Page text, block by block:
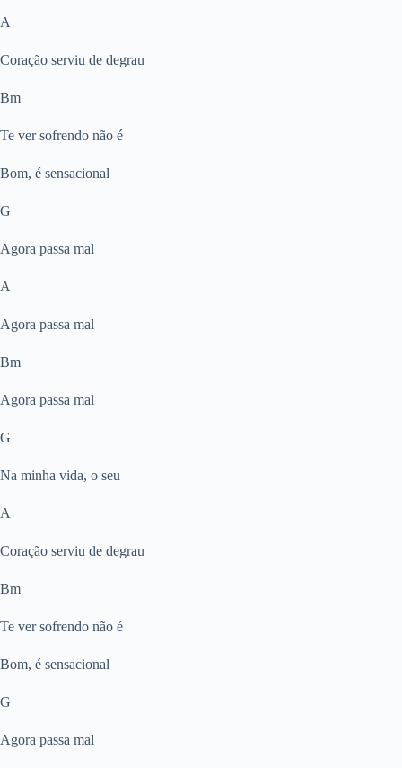
A
Coração serviu de degrau
Bm
Te ver sofrendo não é
Bom, é sensacional
G
Agora passa mal
A
Agora passa mal
Bm
Agora passa mal
G
Na minha vida, o seu
A
Coração serviu de degrau
Bm
Te ver sofrendo não é
Bom, é sensacional
G
Agora passa mal